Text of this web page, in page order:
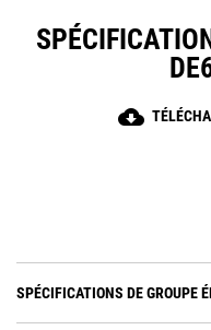
cloud_download
SPÉCIFICATIONS DE GROUPE